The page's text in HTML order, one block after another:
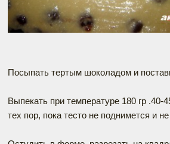
Посыпать тертым шоколадом и
Выпекать при температуре 180 гр .40-
тех пор, пока тесто не поднимется и